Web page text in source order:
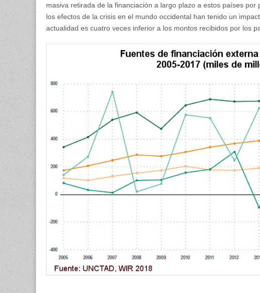
masiva retirada de la financiación a largo plazo a estos países por
los efectos de la crisis en el mundo occidental han tenido un
actualidad es cuatro veces inferior a los montos recibidos por los